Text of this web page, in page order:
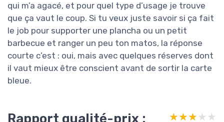
qui m’a agacé, et pour quel type d’usage je trouve
que ça vaut le coup. Si tu veux juste savoir si ça fait
le job pour supporter une plancha ou un petit
barbecue et ranger un peu ton matos, la réponse
courte c’est : oui, mais avec quelques réserves dont
il vaut mieux être conscient avant de sortir la carte
bleue.
Rapport qualité-prix : ★★★★★
★★★★★